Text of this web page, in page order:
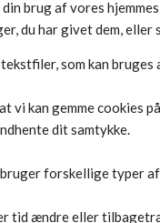
brug af vores
du har givet dem,
som kan
vi kan gemme cookies
dit samtykke.
forskellige typer
tid ændre eller